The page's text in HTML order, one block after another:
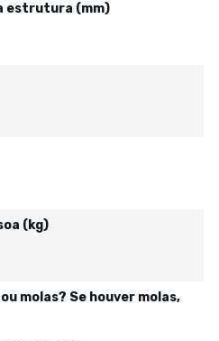
estrutura (mm)
(kg)
molas? Se houver molas,